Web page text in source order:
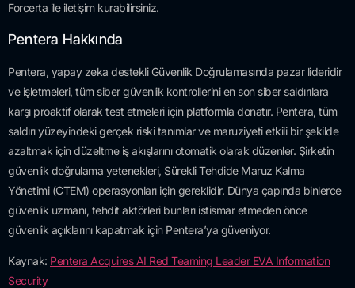
Forcerta ile iletişim kurabilirsiniz.
Pentera Hakkında
Pentera, yapay zeka destekli Güvenlik Doğrulamasında pazar lideridir
ve işletmeleri, tüm siber güvenlik kontrollerini en son siber saldırılara
karşı proaktif olarak test etmeleri için platformla donatır. Pentera, tüm
saldırı yüzeyindeki gerçek riski tanımlar ve maruziyeti etkili bir şekilde
azaltmak için düzeltme iş akışlarını otomatik olarak düzenler. Şirketin
güvenlik doğrulama yetenekleri, Sürekli Tehdide Maruz Kalma
Yönetimi (CTEM) operasyonları için gereklidir. Dünya çapında binlerce
güvenlik uzmanı, tehdit aktörleri bunları istismar etmeden önce
güvenlik açıklarını kapatmak için Pentera’ya güveniyor.
Kaynak: Pentera Acquires AI Red Teaming Leader EVA Information
Security